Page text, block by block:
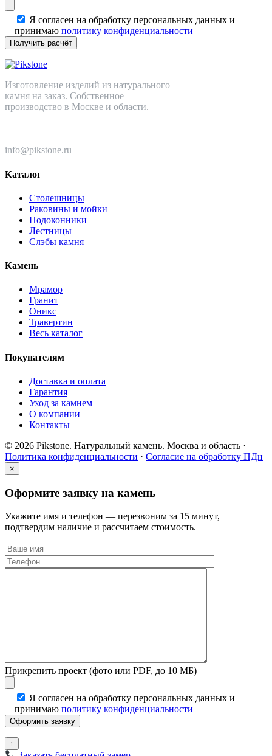
Я согласен на обработку персональных данных и
принимаю политику конфиденциальности
Изготовление изделий из натурального
камня на заказ. Собственное
производство в Москве и области.
info@pikstone.ru
Каталог
Столешницы
Раковины и мойки
Подоконники
Лестницы
Слэбы камня
Камень
Мрамор
Гранит
Оникс
Травертин
Весь каталог
Покупателям
Доставка и оплата
Гарантия
Уход за камнем
О компании
Контакты
© 2026 Pikstone. Натуральный камень. Москва и область ·
Политика конфиденциальности · Согласие на обработку ПДн
×
Оформите заявку на камень
Укажите имя и телефон — перезвоним за 15 минут,
подтвердим наличие и рассчитаем стоимость.
Прикрепить проект (фото или PDF, до 10 МБ)
Я согласен на обработку персональных данных и
принимаю политику конфиденциальности
↑